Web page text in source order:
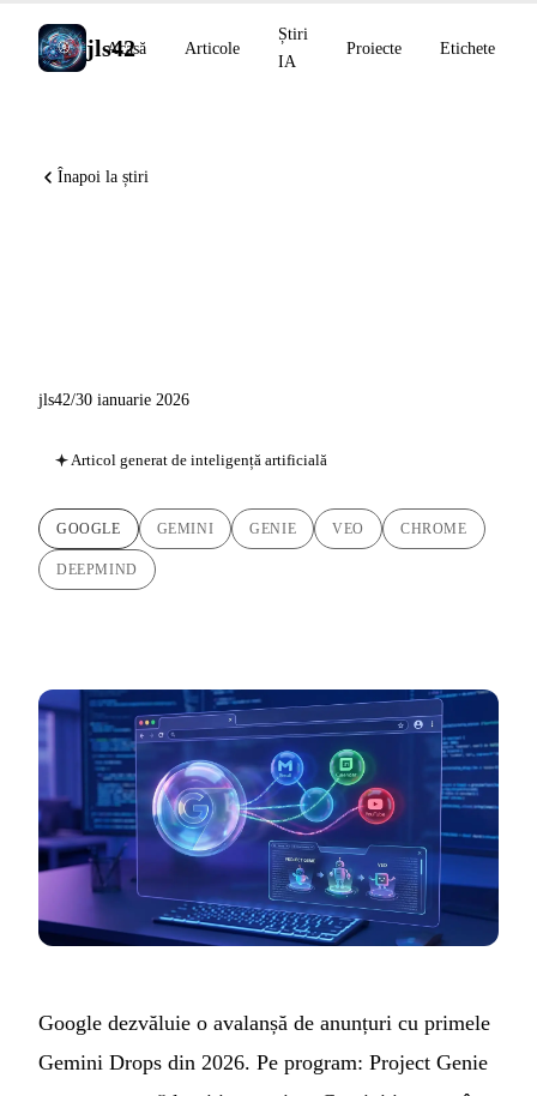
jls42
Acasă Articole
Știri
IA
Proiecte Etichete
Înapoi la știri
jls42/30 ianuarie 2026
Articol generat de inteligență artificială
GOOGLE GEMINI GENIE VEO CHROME
DEEPMIND
Google dezvăluie o avalanșă de anunțuri cu primele
Gemini Drops din 2026. Pe program: Project Genie